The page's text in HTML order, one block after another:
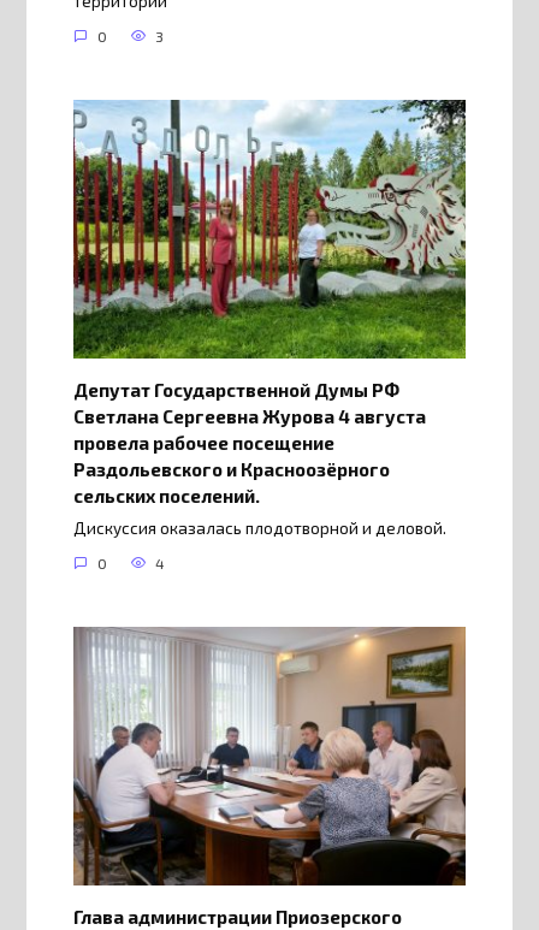
0 3
Депутат Государственной Думы РФ
Светлана Сергеевна Журова 4 августа
провела рабочее посещение
Раздольевского и Красноозёрного
сельских поселений.
Дискуссия оказалась плодотворной и деловой.
0 4
Глава администрации Приозерского